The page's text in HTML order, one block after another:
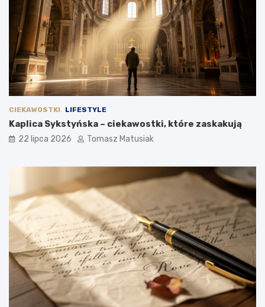
CIEKAWOSTKI LIFESTYLE
Kaplica Sykstyńska – ciekawostki, które zaskakują
22 lipca 2026 Tomasz Matusiak